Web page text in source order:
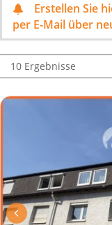
Erstellen Sie
per E-Mail über
10 Ergebnisse